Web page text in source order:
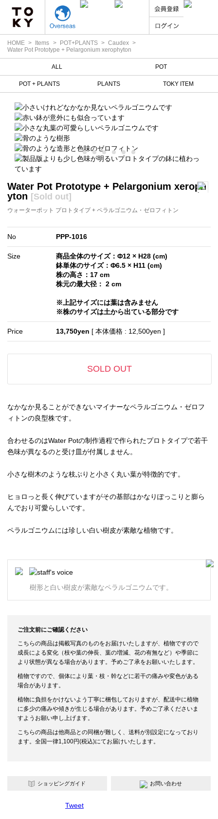
HOME Items POT+PLANTS
Caudex
Water Pot Prototype + Pelargonium xerophyton
ALL POT
POT + PLANTS PLANTS TOKY ITEM
Water Pot Prototype + Pelargonium xeroph
yton [Sold out]
ウォーターポット プロトタイプ + ペラルゴニウム・ゼロフィトン
No PPP-1016
Size
商品全体のサイズ：Φ12 × H28 (cm)
鉢単体のサイズ：Φ6.5 × H11 (cm)
株の高さ：17 cm
株元の最大径： 2 cm
※上記サイズには葉は含みません
※株のサイズは土から出ている部分です
Price 13,750yen [ 本体価格 : 12,500yen ]
SOLD OUT
なかなか見ることができないマイナーなペラルゴニウム・ゼロフ
ィトンの良型株です。
合わせるのはWater Potの制作過程で作られたプロトタイプで若干
色味が異なるのと受け皿が付属しません。
小さな樹木のような枝ぶりと小さく丸い葉が特徴的です。
ヒョロっと長く伸びていますがその基部はかなりぽっこりと膨ら
んでおり可愛らしいです。
ペラルゴニウムには珍しい白い樹皮が素敵な植物です。
樹形と白い樹皮が素敵なペラルゴニウムです。
ご注文前にご確認ください
こちらの商品は掲載写真のものをお届けいたしますが、植物ですので
成長による変化（枝や葉の伸長、葉の増減、花の有無など）や季節に
より状態が異なる場合があります。予めご了承をお願いいたします。
植物ですので、個体により葉・枝・幹などに若干の痛みや変色がある
場合があります。
植物に負担をかけないよう丁寧に梱包しておりますが、配送中に植物
に多少の痛みや傾きが生じる場合があります。予めご了承くださいま
すようお願い申し上げます。
こちらの商品は他商品との同梱が難しく、送料が別設定になっており
ます。全国一律1,100円(税込)にてお届けいたします。
ショッピングガイド お問い合わせ
Tweet